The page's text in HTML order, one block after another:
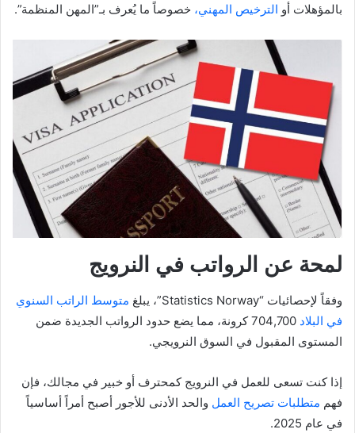
بالمؤهلات أو الترخيص المهني، خصوصاً ما يُعرف بـ”المهن المنظمة”.
لمحة عن الرواتب في النرويج
وفقاً لإحصائيات “Statistics Norway”، يبلغ
متوسط الراتب السنوي
في البلاد
704,700 كرونة، مما يضع حدود الرواتب الجديدة ضمن
المستوى المقبول في السوق النرويجي.
إذا كنت تسعى للعمل في النرويج كمحترف أو خبير في مجالك، فإن
فهم متطلبات تصريح العمل والحد الأدنى للأجور أصبح أمراً أساسياً
في عام 2025.